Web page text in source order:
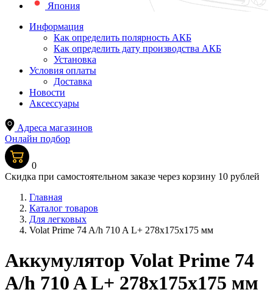
Япония
Информация
Как определить полярность АКБ
Как определить дату производства АКБ
Установка
Условия оплаты
Доставка
Новости
Аксессуары
Адреса магазинов
Онлайн подбор
0
Скидка при самостоятельном заказе через корзину 10 рублей
Главная
Каталог товаров
Для легковых
Volat Prime 74 A/h 710 A L+ 278x175x175 мм
Аккумулятор Volat Prime 74
A/h 710 A L+ 278x175x175 мм